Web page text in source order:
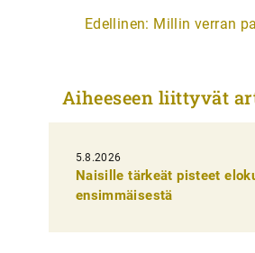
A
i
k
e
Edellinen: Millin verran
Aiheeseen liittyvät
5.8.2026
Naisille tärkeät pisteet
ensimmäisestä